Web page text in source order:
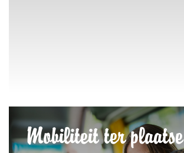
Mobiliteit ter plaatse